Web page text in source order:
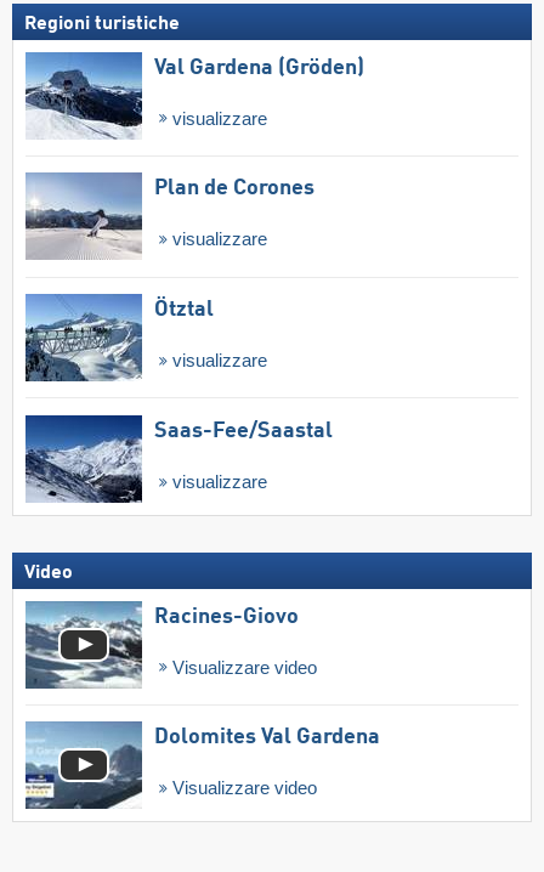
Regioni turistiche
Val Gardena (Gröden)
visualizzare
Plan de Corones
visualizzare
Ötztal
visualizzare
Saas-Fee/​Saastal
visualizzare
Video
Racines-Giovo
Visualizzare video
Dolomites Val Gardena
Visualizzare video